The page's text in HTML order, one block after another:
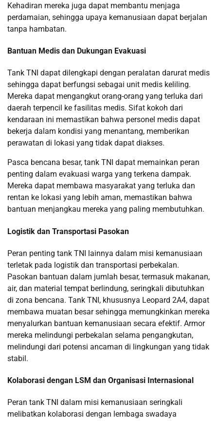
Kehadiran mereka juga dapat membantu menjaga
perdamaian, sehingga upaya kemanusiaan dapat berjalan
tanpa hambatan.
Bantuan Medis dan Dukungan Evakuasi
Tank TNI dapat dilengkapi dengan peralatan darurat medis
sehingga dapat berfungsi sebagai unit medis keliling.
Mereka dapat mengangkut orang-orang yang terluka dari
daerah terpencil ke fasilitas medis. Sifat kokoh dari
kendaraan ini memastikan bahwa personel medis dapat
bekerja dalam kondisi yang menantang, memberikan
perawatan di lokasi yang tidak dapat diakses.
Pasca bencana besar, tank TNI dapat memainkan peran
penting dalam evakuasi warga yang terkena dampak.
Mereka dapat membawa masyarakat yang terluka dan
rentan ke lokasi yang lebih aman, memastikan bahwa
bantuan menjangkau mereka yang paling membutuhkan.
Logistik dan Transportasi Pasokan
Peran penting tank TNI lainnya dalam misi kemanusiaan
terletak pada logistik dan transportasi perbekalan.
Pasokan bantuan dalam jumlah besar, termasuk makanan,
air, dan material tempat berlindung, seringkali dibutuhkan
di zona bencana. Tank TNI, khususnya Leopard 2A4, dapat
membawa muatan besar sehingga memungkinkan mereka
menyalurkan bantuan kemanusiaan secara efektif. Armor
mereka melindungi perbekalan selama pengangkutan,
melindungi dari potensi ancaman di lingkungan yang tidak
stabil.
Kolaborasi dengan LSM dan Organisasi Internasional
Peran tank TNI dalam misi kemanusiaan seringkali
melibatkan kolaborasi dengan lembaga swadaya